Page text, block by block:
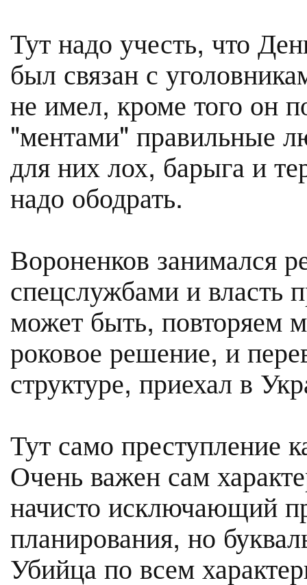
Тут надо учесть, что
был связан с
не имел, кроме того он
"ментами" правильные
для них лох, барыга и
надо ободрать.
Вороненков занимался
спецслужбами и
может быть, повторяем
роковое решение, и
структуре, приехал в
Тут само преступление
Очень важен сам
начисто исключающий
планирования, но
Убийца по всем